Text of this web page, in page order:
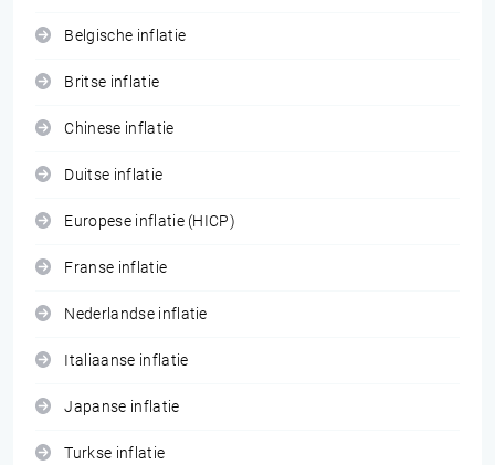
Belgische inflatie
Britse inflatie
Chinese inflatie
Duitse inflatie
Europese inflatie (HICP)
Franse inflatie
Nederlandse inflatie
Italiaanse inflatie
Japanse inflatie
Turkse inflatie